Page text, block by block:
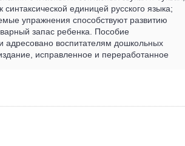
единицей русского языка;
упражнения способствуют развитию
запас ребенка. Пособие
адресовано воспитателям дошкольных
исправленное и переработанное